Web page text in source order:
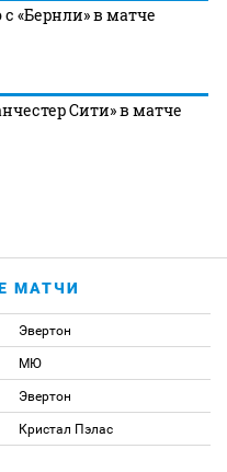
«Бернли» в матче
Сити» в матче
МАТЧИ
Эвертон
МЮ
Эвертон
Кристал Пэлас